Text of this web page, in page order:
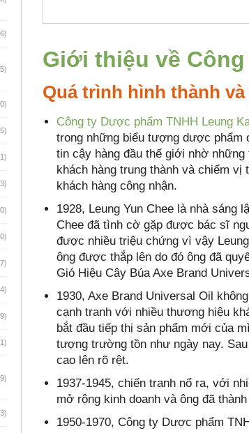
Giới thiệu về
Quá trình hình thành
Công ty Dược phẩm TNHH Leung
trong những biểu tượng dược phẩm
tin cậy hàng đầu thế giới nhờ
khách hàng trung thành và chiếm
khách hàng công nhận.
1928, Leung Yun Chee là nhà sáng
Chee đã tình cờ gặp được bác sĩ
được nhiều triệu chứng vì vậy
ông được thắp lên do đó ông đã
Gió Hiệu Cây Búa Axe Brand
1930, Axe Brand Universal Oil
cạnh tranh với nhiều thương hiệu
bắt đầu tiếp thị sản phẩm mới của
tượng trường tồn như ngày nay.
cao lên rõ rệt.
1937-1945, chiến tranh nổ ra, với
mở rộng kinh doanh và ông đã
1950-1970, Công ty Dược phẩm